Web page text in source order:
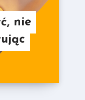
nie